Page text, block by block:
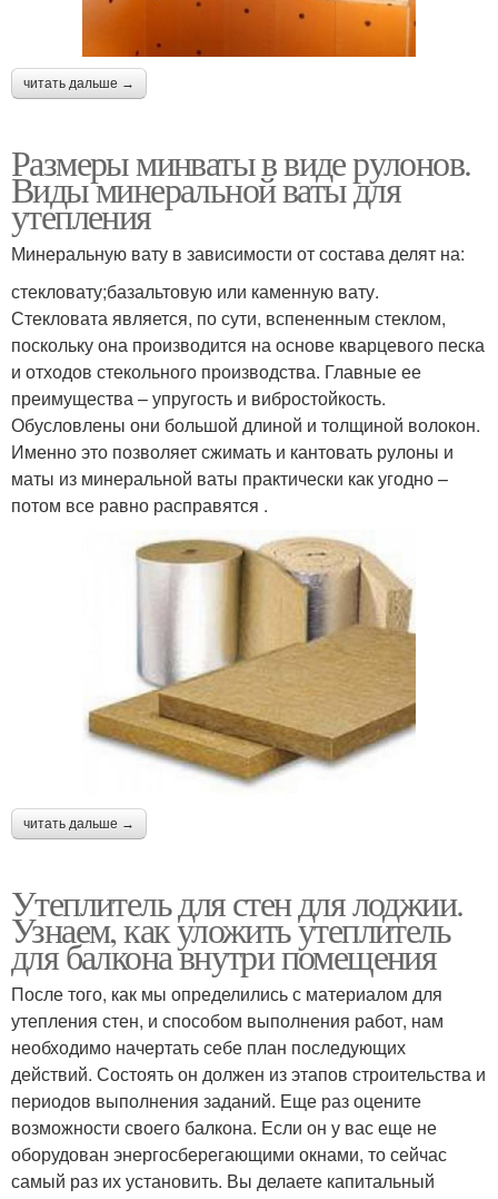
читать дальше →
Размеры минваты в виде рулонов.
Виды минеральной ваты для
утепления
Минеральную вату в зависимости от состава делят на:
стекловату;базальтовую или каменную вату.
Стекловата является, по сути, вспененным стеклом,
поскольку она производится на основе кварцевого песка
и отходов стекольного производства. Главные ее
преимущества – упругость и вибростойкость.
Обусловлены они большой длиной и толщиной волокон.
Именно это позволяет сжимать и кантовать рулоны и
маты из минеральной ваты практически как угодно –
потом все равно расправятся .
читать дальше →
Утеплитель для стен для лоджии.
Узнаем, как уложить утеплитель
для балкона внутри помещения
После того, как мы определились с материалом для
утепления стен, и способом выполнения работ, нам
необходимо начертать себе план последующих
действий. Состоять он должен из этапов строительства и
периодов выполнения заданий. Еще раз оцените
возможности своего балкона. Если он у вас еще не
оборудован энергосберегающими окнами, то сейчас
самый раз их установить. Вы делаете капитальный